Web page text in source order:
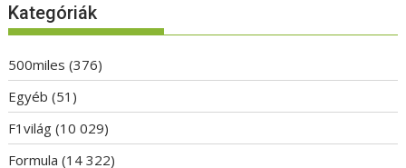
Kategóriák
500miles (376)
Egyéb (51)
F1világ (10 029)
Formula (14 322)